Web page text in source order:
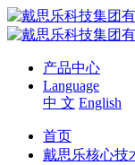
产品中心
Language
中 文 English
首页
戴思乐核心技